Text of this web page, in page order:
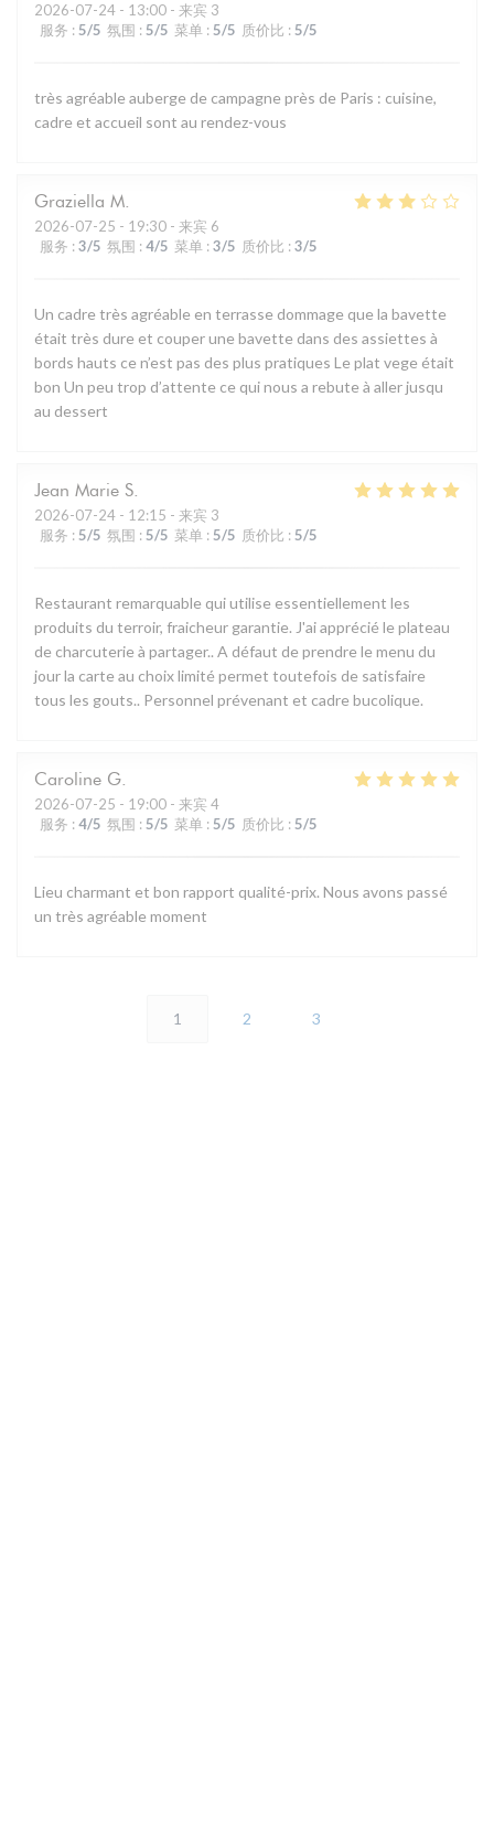
2026-07-24 - 13:00 - 来宾 3
服务 : 5/5 氛围 : 5/5 菜单 : 5/5 质价比 : 5/5
très agréable auberge de campagne près de Paris : cuisine,
cadre et accueil sont au rendez-vous
Graziella M
2026-07-25 - 19:30 - 来宾 6
服务 : 3/5 氛围 : 4/5 菜单 : 3/5 质价比 : 3/5
Un cadre très agréable en terrasse dommage que la bavette
était très dure et couper une bavette dans des assiettes à
bords hauts ce n’est pas des plus pratiques Le plat vege était
bon Un peu trop d’attente ce qui nous a rebute à aller jusqu
au dessert
Jean Marie S
2026-07-24 - 12:15 - 来宾 3
服务 : 5/5 氛围 : 5/5 菜单 : 5/5 质价比 : 5/5
Restaurant remarquable qui utilise essentiellement les
produits du terroir, fraicheur garantie. J'ai apprécié le plateau
de charcuterie à partager.. A défaut de prendre le menu du
jour la carte au choix limité permet toutefois de satisfaire
tous les gouts.. Personnel prévenant et cadre bucolique.
Caroline G
2026-07-25 - 19:00 - 来宾 4
服务 : 4/5 氛围 : 5/5 菜单 : 5/5 质价比 : 5/5
Lieu charmant et bon rapport qualité-prix. Nous avons passé
un très agréable moment
1 2 3